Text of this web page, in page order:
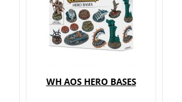
WH AOS HERO BASES